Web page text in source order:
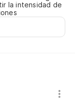
la intensidad de